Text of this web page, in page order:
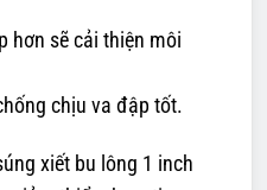
hơn sẽ cải thiện môi
chịu va đập tốt.
xiết bu lông 1 inch